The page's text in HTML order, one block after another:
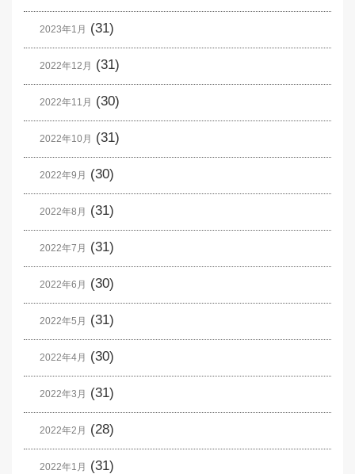
2023年1月 (31)
2022年12月 (31)
2022年11月 (30)
2022年10月 (31)
2022年9月 (30)
2022年8月 (31)
2022年7月 (31)
2022年6月 (30)
2022年5月 (31)
2022年4月 (30)
2022年3月 (31)
2022年2月 (28)
2022年1月 (31)